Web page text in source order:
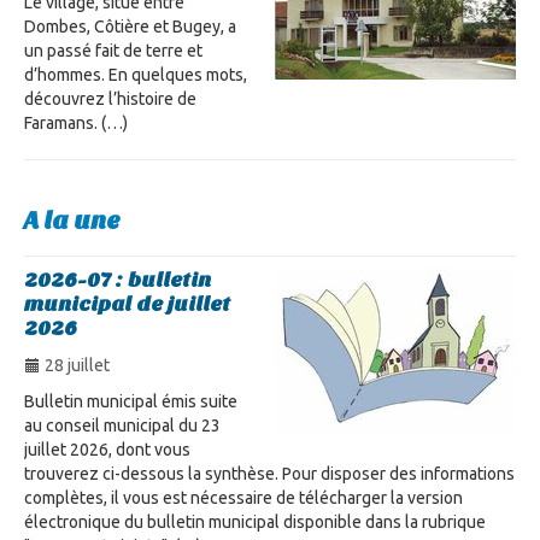
Dombes, Côtière et Bugey, a
un passé fait de terre et
d’hommes. En quelques mots,
découvrez l’histoire de
Faramans. (…)
A la une
2026-07 : bulletin
municipal de juillet
2026
28 juillet
Bulletin municipal émis suite
au conseil municipal du 23
juillet 2026, dont vous
trouverez ci-dessous la synthèse. Pour disposer des informations
complètes, il vous est nécessaire de télécharger la version
électronique du bulletin municipal disponible dans la rubrique